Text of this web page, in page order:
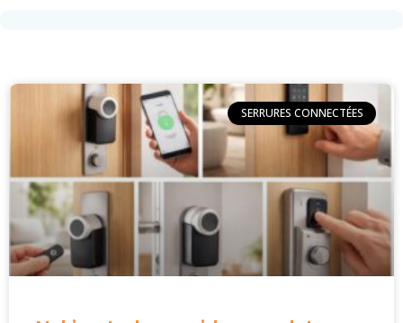
SERRURES CONNECTÉES